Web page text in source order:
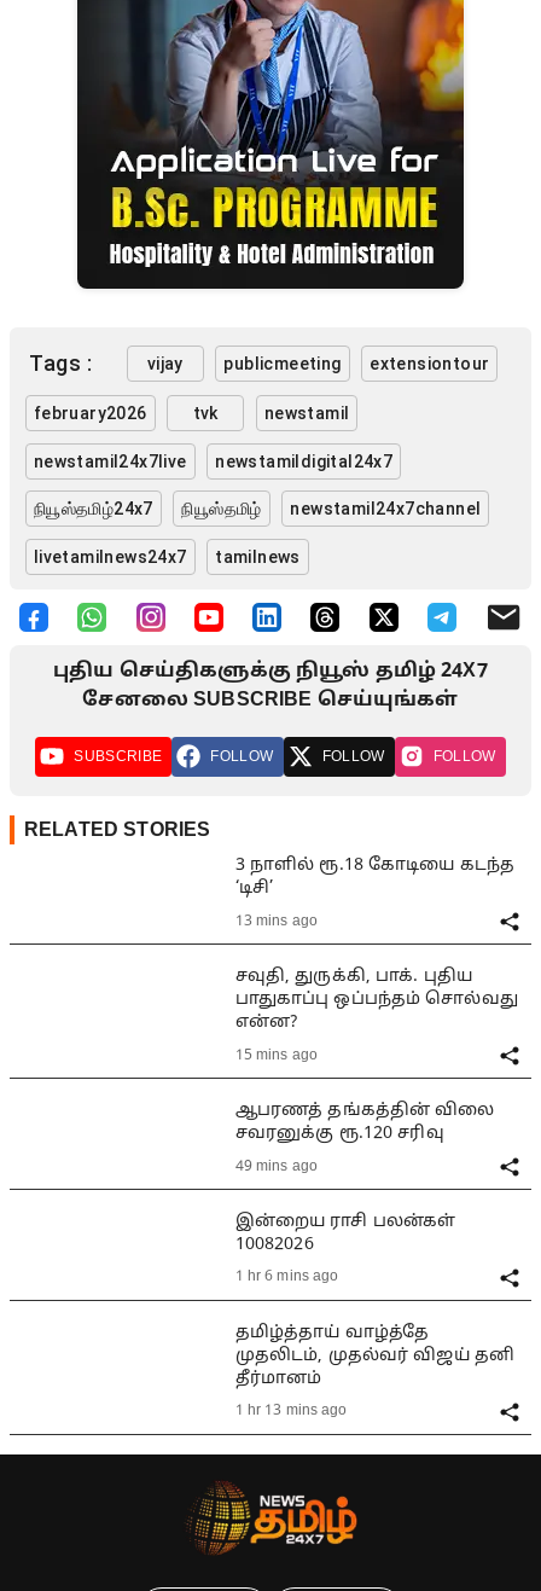
Tags : vijay publicmeeting extensiontour
february2026 tvk newstamil
newstamil24x7live newstamildigital24x7
நியூஸ்தமிழ்24x7 நியூஸ்தமிழ் newstamil24x7channel
livetamilnews24x7 tamilnews
புதிய செய்திகளுக்கு நியூஸ் தமிழ் 24X7
சேனலை SUBSCRIBE செய்யுங்கள்
SUBSCRIBE FOLLOW FOLLOW FOLLOW
RELATED STORIES
3 நாளில் ரூ.18 கோடியை கடந்த
‘டிசி’
13 mins ago
சவுதி, துருக்கி, பாக். புதிய
பாதுகாப்பு ஒப்பந்தம் சொல்வது
என்ன?
15 mins ago
ஆபரணத் தங்கத்தின் விலை
சவரனுக்கு ரூ.120 சரிவு
49 mins ago
இன்றைய ராசி பலன்கள்
10082026
1 hr 6 mins ago
தமிழ்த்தாய் வாழ்த்தே
முதலிடம், முதல்வர் விஜய் தனி
தீர்மானம்
1 hr 13 mins ago